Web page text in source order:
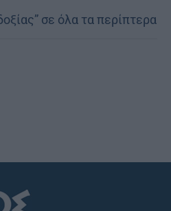
σε όλα τα περίπτερα